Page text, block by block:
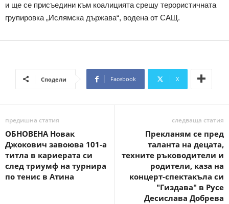
и ще се присъедини към коалицията срещу терористичната
групировка „Ислямска държава“, водена от САЩ.
Сподели Facebook X
предишна статия
ОБНОВЕНА Новак
Джокович завоюва 101-а
титла в кариерата си
след триумф на турнира
по тенис в Атина
следваща статия
Прекланям се пред
таланта на децата,
техните ръководители и
родители, каза на
концерт-спектакъла си
"Гиздава" в Русе
Десислава Добрева